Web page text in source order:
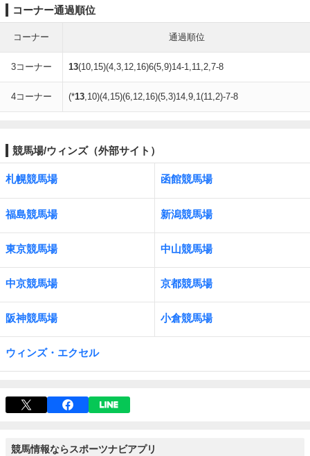
コーナー通過順位
コーナー 通過順位
3コーナー 13(10,15)(4,3,12,16)6(5,9)14-1,11,2,7-8
4コーナー (*13,10)(4,15)(6,12,16)(5,3)14,9,1(11,2)-7-8
競馬場/ウィンズ（外部サイト）
札幌競馬場 函館競馬場
福島競馬場 新潟競馬場
東京競馬場 中山競馬場
中京競馬場 京都競馬場
阪神競馬場 小倉競馬場
ウィンズ・エクセル
競馬情報ならスポーツナビアプリ